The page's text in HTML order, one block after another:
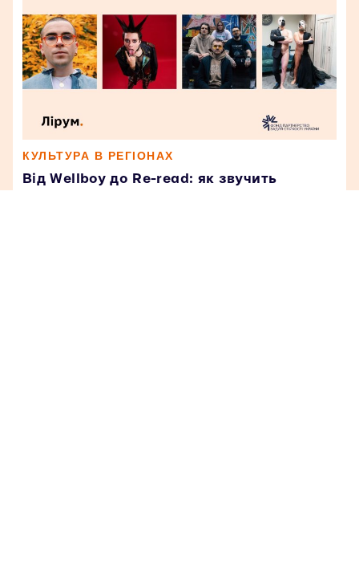
КУЛЬТУРА В РЕГІОНАХ
Від Wellboy до Re-read: як звучить